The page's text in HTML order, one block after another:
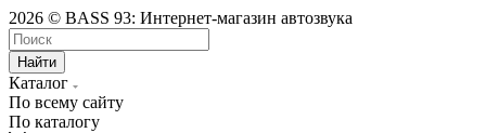
2026 © BASS 93: Интернет-магазин автозвука
Найти
Каталог
По всему сайту
По каталогу